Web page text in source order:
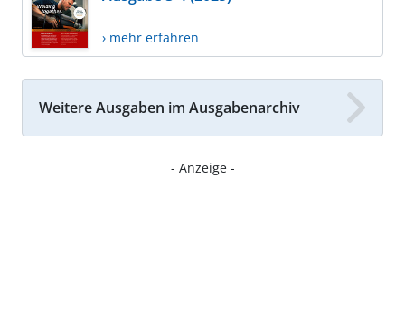
› mehr erfahren
Weitere Ausgaben im Ausgabenarchiv
- Anzeige -